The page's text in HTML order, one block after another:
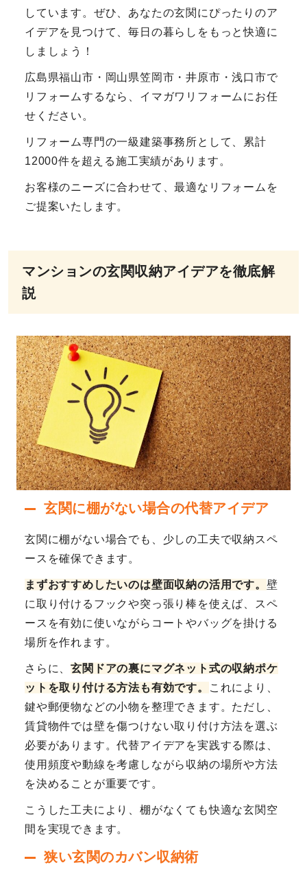
しています。ぜひ、あなたの玄関にぴったりのア
イデアを見つけて、毎日の暮らしをもっと快適に
しましょう！
広島県福山市・岡山県笠岡市・井原市・浅口市で
リフォームするなら、イマガワリフォームにお任
せください。
リフォーム専門の一級建築事務所として、累計
12000件を超える施工実績があります。
お客様のニーズに合わせて、最適なリフォームを
ご提案いたします。
マンションの玄関収納アイデアを徹底解
説
玄関に棚がない場合の代替アイデア
玄関に棚がない場合でも、少しの工夫で収納スペ
ースを確保できます。
まずおすすめしたいのは壁面収納の活用です。 壁
に取り付けるフックや突っ張り棒を使えば、スペ
ースを有効に使いながらコートやバッグを掛ける
場所を作れます。
さらに、玄関ドアの裏にマグネット式の収納ポケ
ットを取り付ける方法も有効です。
これにより、
鍵や郵便物などの小物を整理できます。ただし、
賃貸物件では壁を傷つけない取り付け方法を選ぶ
必要があります。代替アイデアを実践する際は、
使用頻度や動線を考慮しながら収納の場所や方法
を決めることが重要です。
こうした工夫により、棚がなくても快適な玄関空
間を実現できます。
狭い玄関のカバン収納術